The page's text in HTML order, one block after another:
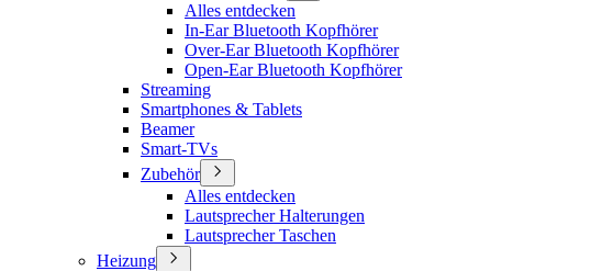
Alles entdecken
In-Ear Bluetooth Kopfhörer
Over-Ear Bluetooth Kopfhörer
Open-Ear Bluetooth Kopfhörer
Streaming
Smartphones & Tablets
Beamer
Smart-TVs
Zubehör
Alles entdecken
Lautsprecher Halterungen
Lautsprecher Taschen
Heizung